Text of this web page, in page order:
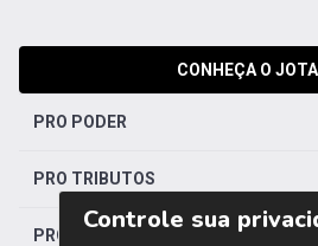
CONHEÇA O
PRO PODER
PRO TRIBUTOS
PRO TRABALHISTA